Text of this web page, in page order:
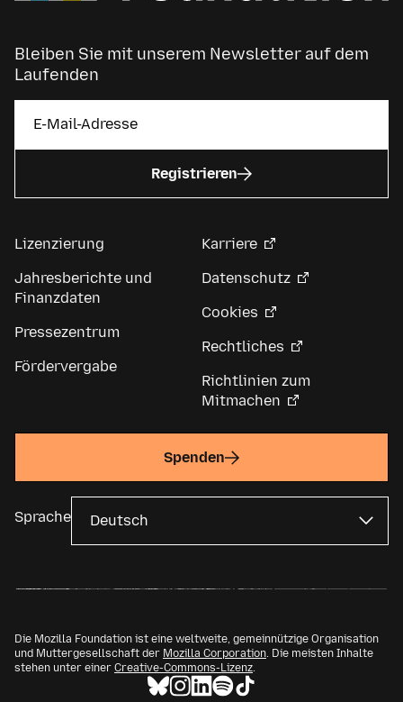
Bleiben Sie mit unserem Newsletter auf dem
Laufenden
Registrieren
Lizenzierung
Jahresberichte und
Finanzdaten
Pressezentrum
Fördervergabe
Karriere
Datenschutz
Cookies
Rechtliches
Richtlinien zum
Mitmachen
Spenden
Sprache
Die Mozilla Foundation ist eine weltweite, gemeinnützige Organisation
und Muttergesellschaft der Mozilla Corporation. Die meisten Inhalte
stehen unter einer Creative-Commons-Lizenz.